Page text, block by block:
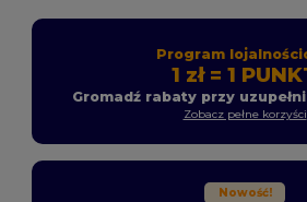
Program
1 zł = 1
Gromadź rabaty przy
Zobacz pełne korzyści
Nowość!